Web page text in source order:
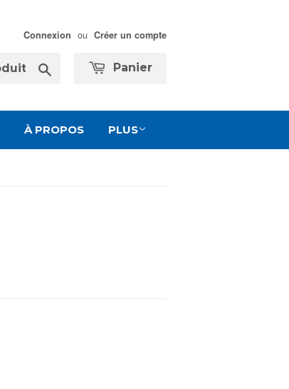
Connexion ou Créer un compte
Chercher Panier
À PROPOS PLUS